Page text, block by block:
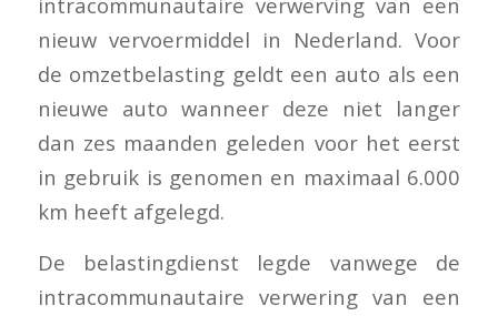
nieuw vervoermiddel in Nederland. Voor
de omzetbelasting geldt een auto als een
nieuwe auto wanneer deze niet langer
dan zes maanden geleden voor het eerst
in gebruik is genomen en maximaal 6.000
km heeft afgelegd.
De belastingdienst legde vanwege de
intracommunautaire verwering van een